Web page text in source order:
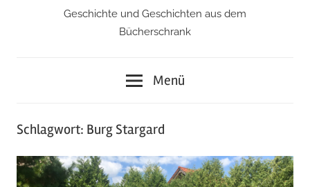
Geschichte und Geschichten aus dem
Bücherschrank
Menü
Schlagwort: Burg Stargard